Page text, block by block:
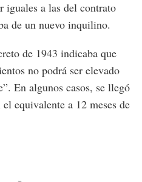
iguales a las del contrato
de un nuevo inquilino.
de 1943 indicaba que
no podrá ser elevado
En algunos casos, se llegó
equivalente a 12 meses de